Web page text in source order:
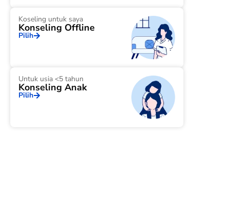
Koseling untuk saya
Konseling Offline
Pilih
Untuk usia <5 tahun
Konseling Anak
Pilih